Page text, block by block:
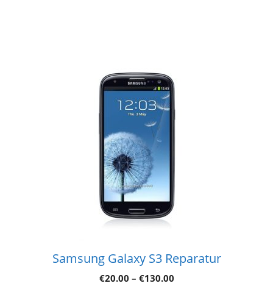
Samsung Galaxy S3 Reparatur
€20.00 – €130.00